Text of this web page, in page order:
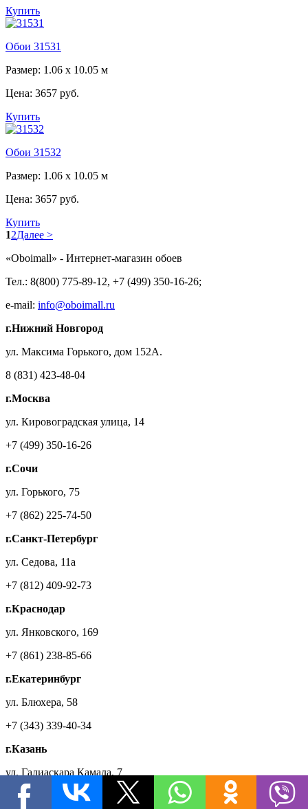
Купить
Обои 31531
Размер: 1.06 x 10.05 м
Цена: 3657 руб.
Купить
Обои 31532
Размер: 1.06 x 10.05 м
Цена: 3657 руб.
Купить
12Далее >
«Oboimall» - Интернет-магазин обоев
Тел.: 8(800) 775-89-12, +7 (499) 350-16-26;
e-mail: info@oboimall.ru
г.Нижний Новгород
ул. Максима Горького, дом 152А.
8 (831) 423-48-04
г.Москва
ул. Кировоградская улица, 14
+7 (499) 350-16-26
г.Сочи
ул. Горького, 75
+7 (862) 225-74-50
г.Санкт-Петербург
ул. Седова, 11а
+7 (812) 409-92-73
г.Краснодар
ул. Янковского, 169
+7 (861) 238-85-66
г.Екатеринбург
ул. Блюхера, 58
+7 (343) 339-40-34
г.Казань
ул. Галиаскара Камала, 7
+7 (843) 207-03-27